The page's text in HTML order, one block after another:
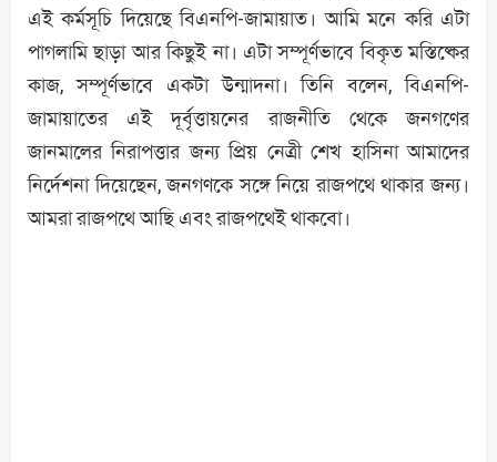
এই কর্মসূচি দিয়েছে বিএনপি-জামায়াত। আমি মনে করি এটা
পাগলামি ছাড়া আর কিছুই না। এটা সম্পূর্ণভাবে বিকৃত মস্তিষ্কের
কাজ, সম্পূর্ণভাবে একটা উন্মাদনা। তিনি বলেন, বিএনপি-
জামায়াতের এই দূর্বৃত্তায়নের রাজনীতি থেকে জনগণের
জানমালের নিরাপত্তার জন্য প্রিয় নেত্রী শেখ হাসিনা আমাদের
নির্দেশনা দিয়েছেন, জনগণকে সঙ্গে নিয়ে রাজপথে থাকার জন্য।
আমরা রাজপথে আছি এবং রাজপথেই থাকবো।